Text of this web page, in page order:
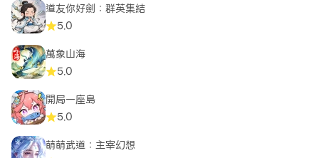
道友你好劍：群英集結
5.0
萬象山海
5.0
開局一座島
5.0
萌萌武道：主宰幻想